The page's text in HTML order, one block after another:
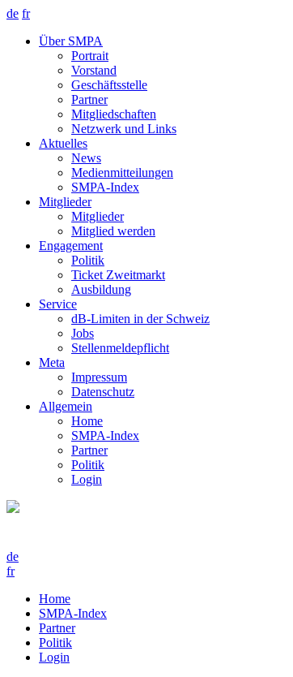
de fr
Über SMPA
Portrait
Vorstand
Geschäftsstelle
Partner
Mitgliedschaften
Netzwerk und Links
Aktuelles
News
Medienmitteilungen
SMPA-Index
Mitglieder
Mitglieder
Mitglied werden
Engagement
Politik
Ticket Zweitmarkt
Ausbildung
Service
dB-Limiten in der Schweiz
Jobs
Stellenmeldepflicht
Meta
Impressum
Datenschutz
Allgemein
Home
SMPA-Index
Partner
Politik
Login
de
fr
Home
SMPA-Index
Partner
Politik
Login